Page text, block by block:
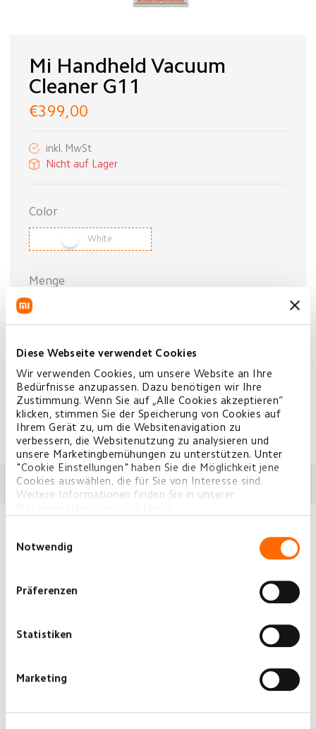
Diese Webseite verwendet Cookies
Wir verwenden Cookies, um unsere Website an Ihre
Bedürfnisse anzupassen. Dazu benötigen wir Ihre
Zustimmung. Wenn Sie auf „Alle Cookies akzeptieren“
klicken, stimmen Sie der Speicherung von Cookies auf
Ihrem Gerät zu, um die Websitenavigation zu
verbessern, die Websitenutzung zu analysieren und
unsere Marketingbemühungen zu unterstützen. Unter
"Cookie Einstellungen" haben Sie die Möglichkeit jene
Cookies auswählen, die für Sie von Interesse sind.
Weitere Informationen finden Sie in unserer
Notwendig
Präferenzen
Statistiken
Marketing
Mi Handheld Vacuum
Cleaner G11
€399,00
inkl. MwSt
Nicht auf Lager
Color
White
Menge
Gesamt: €399,00
IN DEN WARENKORB
Verwandte Produkte